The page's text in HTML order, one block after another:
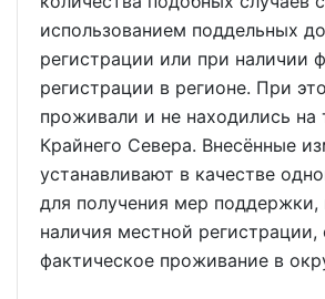
использованием поддельных
регистрации или при наличии
регистрации в регионе. При
проживали и не находились на
Крайнего Севера. Внесённые
устанавливают в качестве
для получения мер
наличия местной регистрации,
фактическое проживание в